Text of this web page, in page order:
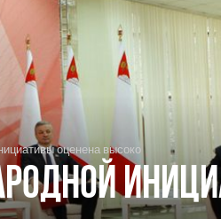
оценена высоко